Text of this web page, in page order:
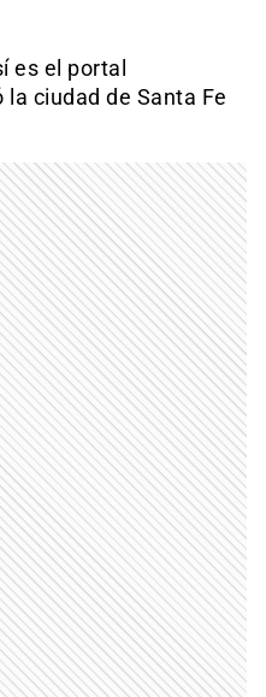
es el portal
ciudad de Santa Fe